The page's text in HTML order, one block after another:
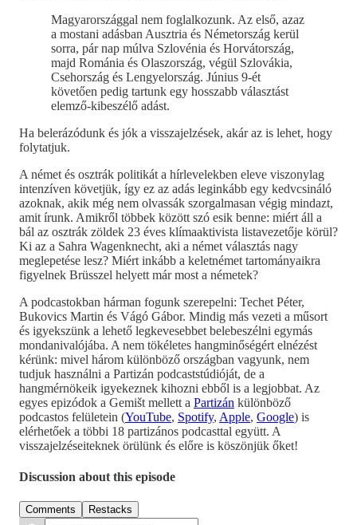
Magyarországgal nem foglalkozunk. Az első, azaz
a mostani adásban Ausztria és Németország kerül
sorra, pár nap múlva Szlovénia és Horvátország,
majd Románia és Olaszország, végül Szlovákia,
Csehország és Lengyelország. Június 9-ét
követően pedig tartunk egy hosszabb választást
elemző-kibeszélő adást.
Ha belerázódunk és jók a visszajelzések, akár az is lehet, hogy
folytatjuk.
A német és osztrák politikát a hírlevelekben eleve viszonylag
intenzíven követjük, így ez az adás leginkább egy kedvcsináló
azoknak, akik még nem olvassák szorgalmasan végig mindazt,
amit írunk. Amikről többek között szó esik benne: miért áll a
bál az osztrák zöldek 23 éves klímaaktivista listavezetője körül?
Ki az a Sahra Wagenknecht, aki a német választás nagy
meglepetése lesz? Miért inkább a keletnémet tartományaikra
figyelnek Brüsszel helyett már most a németek?
A podcastokban hárman fogunk szerepelni: Techet Péter,
Bukovics Martin és Vágó Gábor. Mindig más vezeti a műsort
és igyekszünk a lehető legkevesebbet belebeszélni egymás
mondanivalójába. A nem tökéletes hangminőségért elnézést
kérünk: mivel három különböző országban vagyunk, nem
tudjuk használni a Partizán podcaststúdióját, de a
hangmérnökeik igyekeznek kihozni ebből is a legjobbat. Az
egyes epizódok a Gemišt mellett a Partizán különböző
podcastos felületein (YouTube, Spotify, Apple, Google) is
elérhetőek a többi 18 partizános podcasttal együtt. A
visszajelzéseiteknek örülünk és előre is köszönjük őket!
Discussion about this episode
Comments Restacks